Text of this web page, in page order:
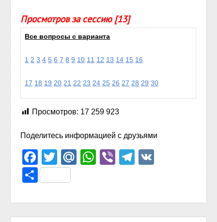
Просмотров за сессию [13]
Все вопросы с варианта
1 2 3 4 5 6 7 8 9 10 11 12 13 14 15 16
17 18 19 20 21 22 23 24 25 26 27 28 29 30
Просмотров: 17 259 923
Поделитесь информацией с друзьями
Facebook
TwitterMail.Ru
WhatsApp
ViberTelegram
Отправить